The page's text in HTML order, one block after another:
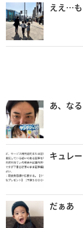
ええ…も
あ、な
キュレ
だぁあ